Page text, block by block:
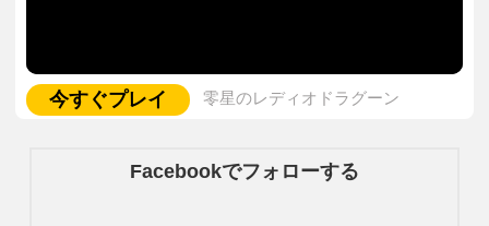
今すぐプレイ 零星のレディオドラグーン
Facebookでフォローする